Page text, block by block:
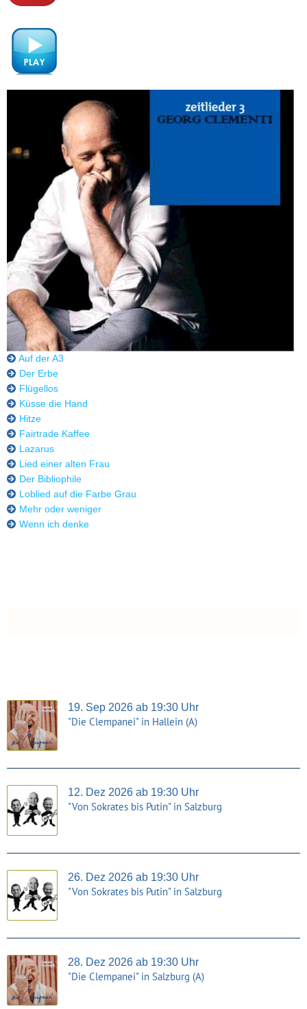
Auf der A3
Der Erbe
Flügellos
Küsse die Hand
Hitze
Fairtrade Kaffee
Lazarus
Lied einer alten Frau
Der Bibliophile
Loblied auf die Farbe Grau
Mehr oder weniger
Wenn ich denke
19. Sep 2026 ab 19:30 Uhr
"Die Clempanei" in Hallein (A)
12. Dez 2026 ab 19:30 Uhr
"Von Sokrates bis Putin" in Salzburg
26. Dez 2026 ab 19:30 Uhr
"Von Sokrates bis Putin" in Salzburg
28. Dez 2026 ab 19:30 Uhr
"Die Clempanei" in Salzburg (A)